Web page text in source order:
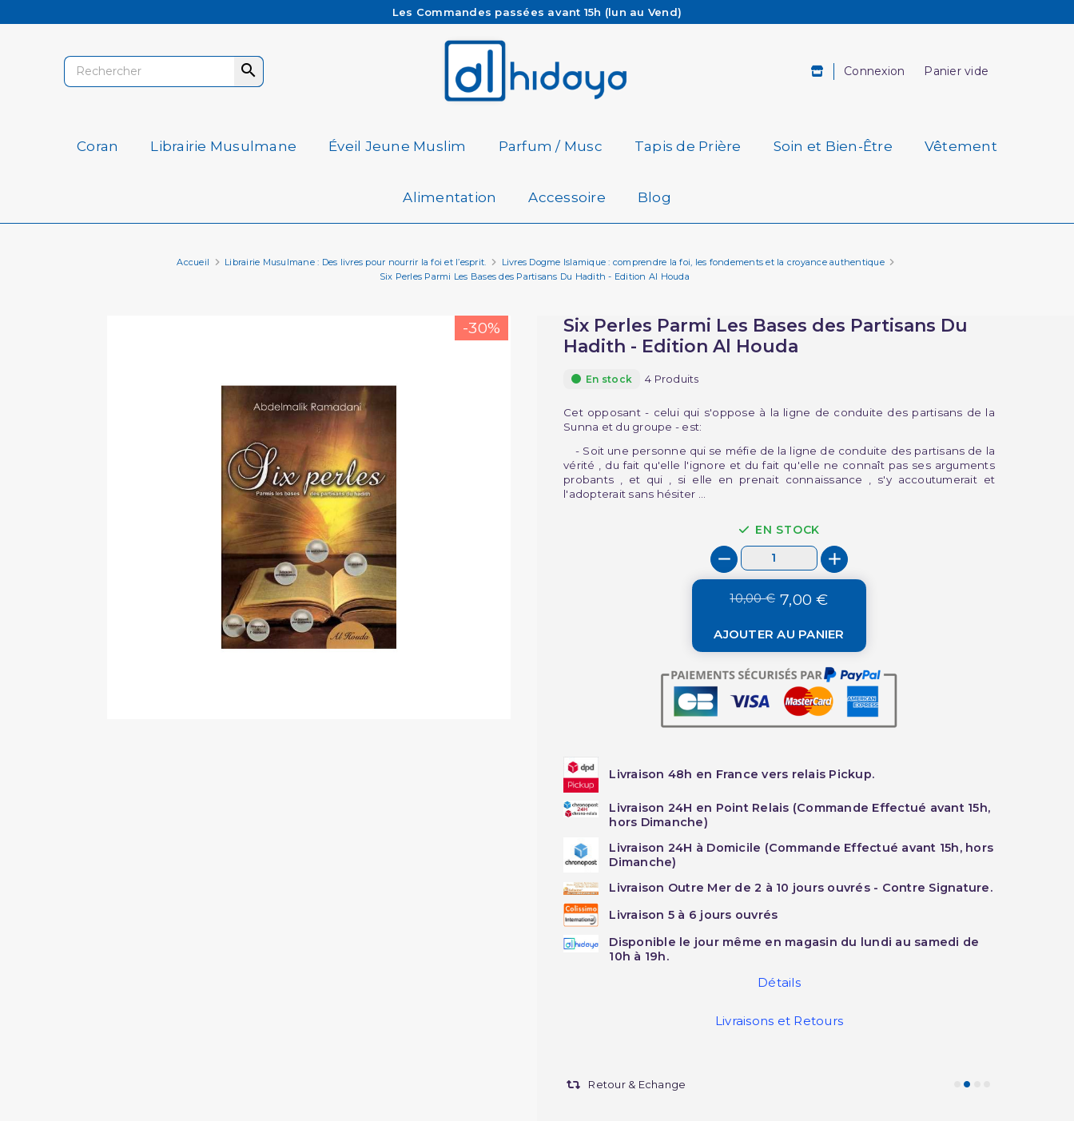
Les Commandes passées avant 15h (lun au Vend)
Besoin d'aide ? Retrouvez notre FAQ
Livraison offerte à partir de 65€ d'achat*
 Connexion Panier vide
Coran Librairie Musulmane Éveil Jeune Muslim Parfum / Musc Tapis de Prière Soin et Bien-Être Vêtement
Alimentation Accessoire Blog
Accueil Librairie Musulmane : Des livres pour nourrir la foi et l’esprit.
Livres Dogme Islamique : comprendre la foi, les fondements et la croyance authentique
Six Perles Parmi Les Bases des Partisans Du Hadith - Edition Al Houda
-30%
Six Perles Parmi Les Bases des Partisans Du
Hadith - Edition Al Houda
En stock 4 Produits
Cet opposant - celui qui s'oppose à la ligne de conduite des partisans de la
Sunna et du groupe - est:
- Soit une personne qui se méfie de la ligne de conduite des partisans de la
vérité , du fait qu'elle l'ignore et du fait qu'elle ne connaît pas ses arguments
probants , et qui , si elle en prenait connaissance , s'y accoutumerait et
l'adopterait sans hésiter ...
EN STOCK
10,00 € 7,00 €
AJOUTER AU PANIER
Livraison 48h en France vers relais Pickup.
Livraison 24H en Point Relais (Commande Effectué avant 15h,
hors Dimanche)
Livraison 24H à Domicile (Commande Effectué avant 15h, hors
Dimanche)
Livraison Outre Mer de 2 à 10 jours ouvrés - Contre Signature.
Livraison 5 à 6 jours ouvrés
Disponible le jour même en magasin du lundi au samedi de
10h à 19h.
Détails
Livraisons et Retours
Retour & Echange